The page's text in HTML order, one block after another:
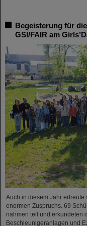
Begeisterung für
GSI/FAIR am
Auch in diesem Jahr erfreute
enormen Zuspruchs. 69
nahmen teil und erkundeten
Beschleunigeranlagen und